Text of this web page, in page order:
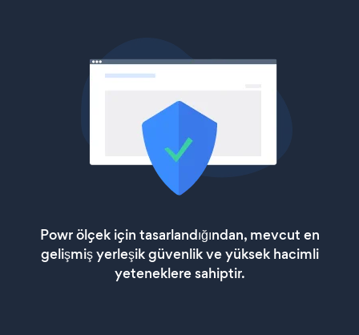
Powr ölçek için tasarlandığından, mevcut en
gelişmiş yerleşik güvenlik ve yüksek hacimli
yeteneklere sahiptir.